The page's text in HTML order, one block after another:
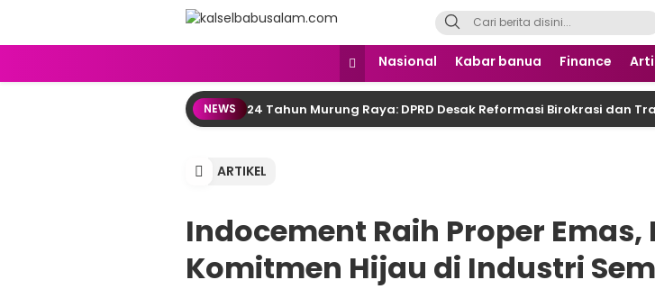
Menyuarakan Kalsel, Menginspirasi Nusantara
Nasional Kabar banua Finance
NEWS 24 Tahun Murung Raya: DPRD Desak Reformasi Birokrasi dan
ARTIKEL
Indocement Raih Proper Emas,
Komitmen Hijau di Industri